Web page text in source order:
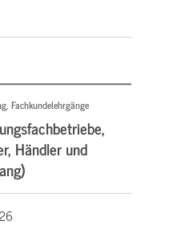
Fachkundelehrgänge
Händler und